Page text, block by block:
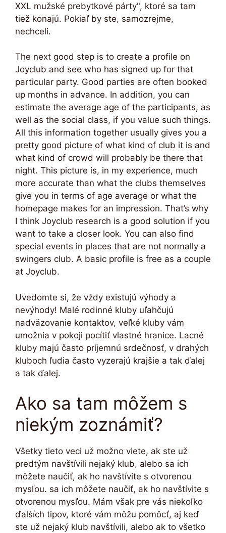
XXL mužské prebytkové párty", ktoré sa tam
tiež konajú. Pokiaľ by ste, samozrejme,
nechceli.
The next good step is to create a profile on
Joyclub and see who has signed up for that
particular party. Good parties are often booked
up months in advance. In addition, you can
estimate the average age of the participants, as
well as the social class, if you value such things.
All this information together usually gives you a
pretty good picture of what kind of club it is and
what kind of crowd will probably be there that
night. This picture is, in my experience, much
more accurate than what the clubs themselves
give you in terms of age average or what the
homepage makes for an impression. That’s why
I think Joyclub research is a good solution if you
want to take a closer look. You can also find
special events in places that are not normally a
swingers club. A basic profile is free as a couple
at Joyclub.
Uvedomte si, že vždy existujú výhody a
nevýhody! Malé rodinné kluby uľahčujú
nadväzovanie kontaktov, veľké kluby vám
umožnia v pokoji pocítiť vlastné hranice. Lacné
kluby majú často príjemnú srdečnosť, v drahých
kluboch ľudia často vyzerajú krajšie a tak ďalej
a tak ďalej.
Ako sa tam môžem s
niekým zoznámiť?
Všetky tieto veci už možno viete, ak ste už
predtým navštívili nejaký klub, alebo sa ich
môžete naučiť, ak ho navštívite s otvorenou
mysľou. sa ich môžete naučiť, ak ho navštívite s
otvorenou mysľou. Mám však pre vás niekoľko
ďalších tipov, ktoré vám môžu pomôcť, aj keď
ste už nejaký klub navštívili, alebo ak to všetko